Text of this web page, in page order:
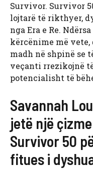
Survivor. Survivor
lojtarë të rikthyer,
nga Era e Re.
kërcënime më
madh në shpinë se
veçanti rrezikojnë
potencialisht të
Savannah
jetë një
Survivor 50
fitues i